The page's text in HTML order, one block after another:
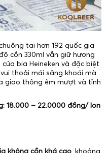
tại hơn 192 quốc gia
cồn 330ml vẫn giữ hương
bia Heineken và đặc biệt
thoải mái sảng khoái mà
giao thông êm mượt và tỉnh
18.000 – 22.0000 đồng/ lon
không cồn khá cao , khoảng